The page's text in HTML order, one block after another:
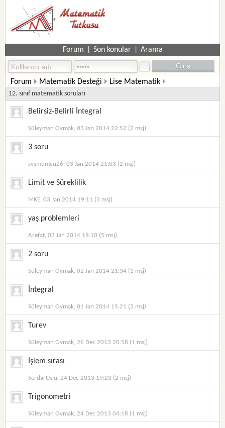
Forum Son konular Arama
Forum Matematik Desteği Lise Matematik
12. sınıf matematik soruları
Belirsiz-Belirli İntegral
Süleyman Oymak, 03 Jan 2014 22:52 (2 msj)
3 soru
svsmumcu26, 03 Jan 2014 21:03 (2 msj)
Limit ve Süreklilik
MKE, 03 Jan 2014 19:11 (3 msj)
yaş problemleri
Arefat, 03 Jan 2014 18:10 (5 msj)
2 soru
Süleyman Oymak, 02 Jan 2014 21:34 (1 msj)
İntegral
Süleyman Oymak, 01 Jan 2014 15:21 (3 msj)
Turev
Süleyman Oymak, 26 Dec 2013 20:58 (1 msj)
İşlem sırası
SerdarUslu, 24 Dec 2013 19:23 (2 msj)
Trigonometri
Süleyman Oymak, 24 Dec 2013 04:18 (1 msj)